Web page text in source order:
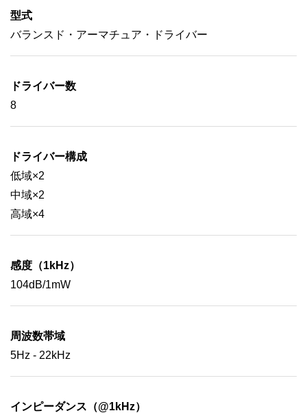
型式
バランスド・アーマチュア・ドライバー
ドライバー数
8
ドライバー構成
低域×2
中域×2
高域×4
感度（1kHz）
104dB/1mW
周波数帯域
5Hz - 22kHz
インピーダンス（@1kHz）